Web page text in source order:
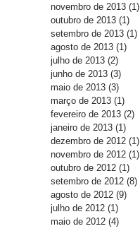
novembro de 2013 (1)
outubro de 2013 (1)
setembro de 2013 (1)
agosto de 2013 (1)
julho de 2013 (2)
junho de 2013 (3)
maio de 2013 (3)
março de 2013 (1)
fevereiro de 2013 (2)
janeiro de 2013 (1)
dezembro de 2012 (1)
novembro de 2012 (1)
outubro de 2012 (1)
setembro de 2012 (8)
agosto de 2012 (9)
julho de 2012 (1)
maio de 2012 (4)